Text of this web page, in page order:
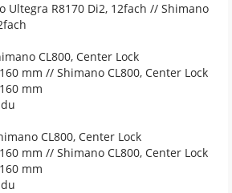
Ultegra R8170 Di2, 12fach // Shimano
CL800, Center Lock
mm // Shimano CL800, Center Lock
mm
CL800, Center Lock
mm // Shimano CL800, Center Lock
mm